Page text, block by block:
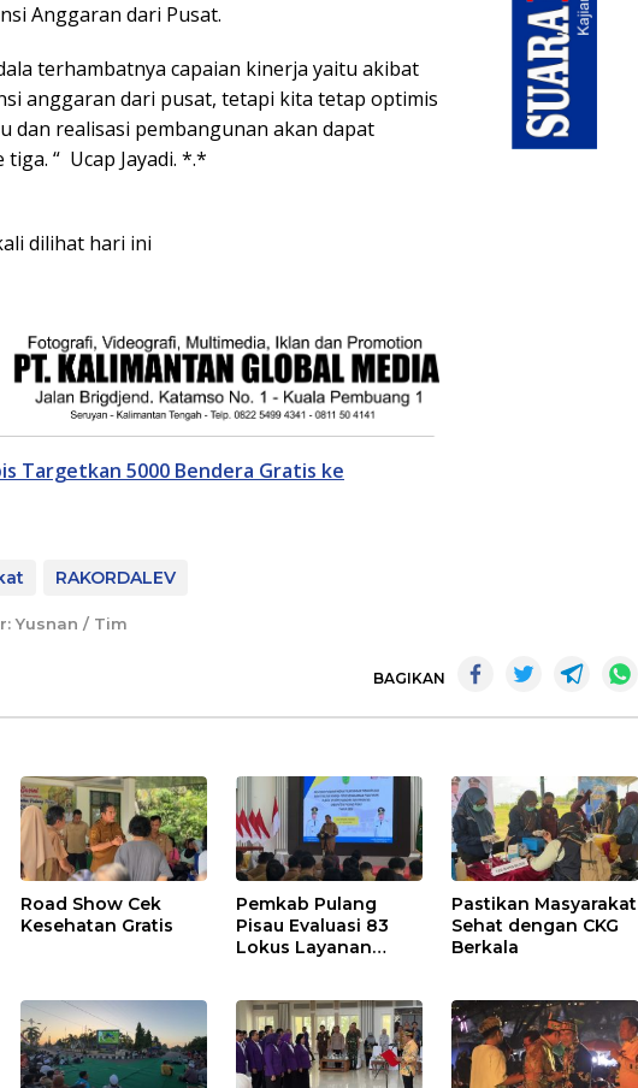
Anggaran dari Pusat.
terhambatnya capaian kinerja yaitu akibat
anggaran dari pusat, tetapi kita tetap optimis
dan realisasi pembangunan akan dapat
“ Ucap Jayadi. *.*
dilihat hari ini
Targetkan 5000 Bendera Gratis ke
RAKORDALEV
Yusnan / Tim
BAGIKAN
Road Show Cek
Kesehatan Gratis
Pemkab Pulang
Pisau Evaluasi 83
Lokus Layanan
Pastikan Masyarakat
Sehat dengan CKG
Berkala